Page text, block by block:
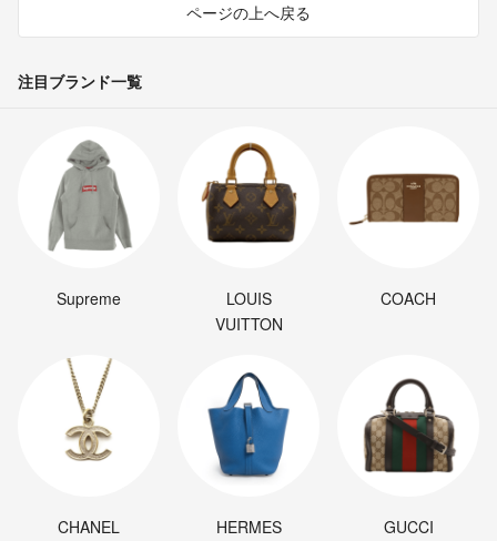
ページの上へ戻る
注目ブランド一覧
Supreme
LOUIS
VUITTON
COACH
CHANEL HERMES GUCCI